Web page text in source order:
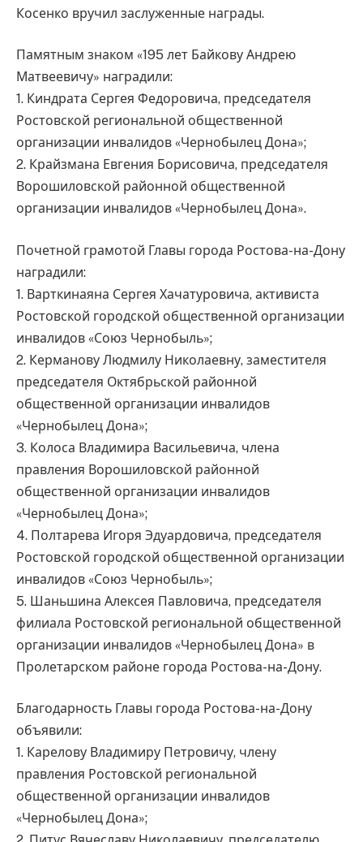
Косенко вручил заслуженные награды.
Памятным знаком «195 лет Байкову Андрею
Матвеевичу» наградили:
1. Киндрата Сергея Федоровича, председателя
Ростовской региональной общественной
организации инвалидов «Чернобылец Дона»;
2. Крайзмана Евгения Борисовича, председателя
Ворошиловской районной общественной
организации инвалидов «Чернобылец Дона».
Почетной грамотой Главы города Ростова-на-Дону
наградили:
1. Варткинаяна Сергея Хачатуровича, активиста
Ростовской городской общественной организации
инвалидов «Союз Чернобыль»;
2. Керманову Людмилу Николаевну, заместителя
председателя Октябрьской районной
общественной организации инвалидов
«Чернобылец Дона»;
3. Колоса Владимира Васильевича, члена
правления Ворошиловской районной
общественной организации инвалидов
«Чернобылец Дона»;
4. Полтарева Игоря Эдуардовича, председателя
Ростовской городской общественной организации
инвалидов «Союз Чернобыль»;
5. Шаньшина Алексея Павловича, председателя
филиала Ростовской региональной общественной
организации инвалидов «Чернобылец Дона» в
Пролетарском районе города Ростова-на-Дону.
Благодарность Главы города Ростова-на-Дону
объявили:
1. Карелову Владимиру Петровичу, члену
правления Ростовской региональной
общественной организации инвалидов
«Чернобылец Дона»;